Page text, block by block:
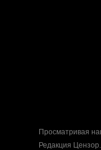
Просматривая
Редакция